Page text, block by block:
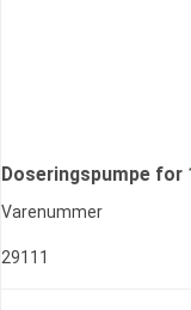
Doseringspumpe
Varenummer
29111